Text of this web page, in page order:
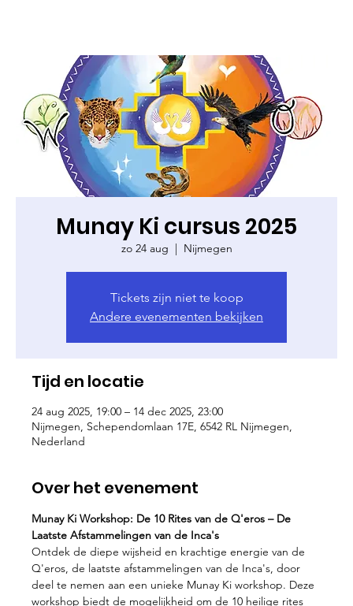
Munay Ki cursus 2025
zo 24 aug
  |
Nijmegen
Tickets zijn niet te koop
Andere evenementen bekijken
Tijd en locatie
24 aug 2025, 19:00 – 14 dec 2025, 23:00
Nijmegen, Schependomlaan 17E, 6542 RL Nijmegen,
Nederland
Over het evenement
Munay Ki Workshop: De 10 Rites van de Q'eros – De
Laatste Afstammelingen van de Inca's
Ontdek de diepe wijsheid en krachtige energie van de
Q'eros, de laatste afstammelingen van de Inca's, door
deel te nemen aan een unieke Munay Ki workshop. Deze
workshop biedt de mogelijkheid om de 10 heilige rites